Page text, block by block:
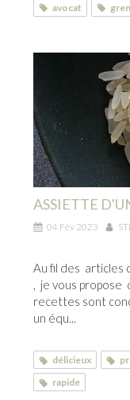
avocat
ASSIETTE
04 Fév 2023
Au fil des articles
, je vous propose
recettes sont
un équ...
délicieux
rapide